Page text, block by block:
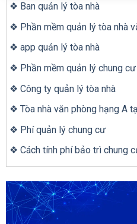
❖ Ban quản lý tòa nhà
❖ Phần mềm quản lý tòa nhà
❖ app quản lý tòa nhà
❖ Phần mềm quản lý chung
❖ Công ty quản lý tòa nhà
❖ Tòa nhà văn phòng hạng A
❖ Phí quản lý chung cư
❖ Cách tính phí bảo trì chung